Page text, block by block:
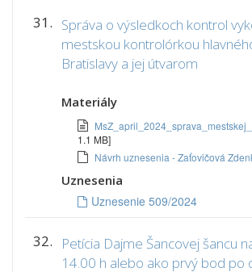
31. Správa o výsledkoch kontrol
mestskou kontrolórkou
Bratislavy a jej útvarom
Materiály
1.1 MB]
Návrh uznesenia - Zaťovičová
Uznesenia
Uznesenie 509/2024
32.
Petícia Dajme Šancovej šancu
14.00 h alebo ako prvý bod po